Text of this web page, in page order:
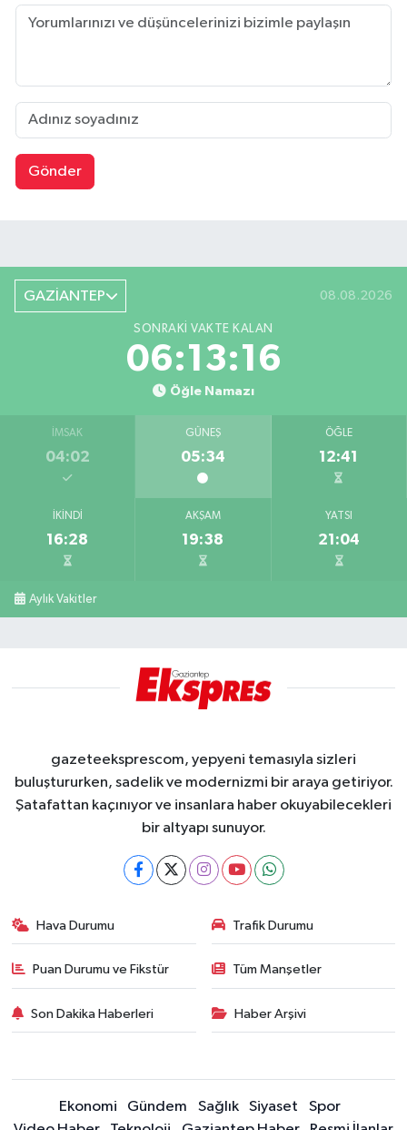
Gönder
GAZİANTEP 08.08.2026
SONRAKI VAKTE KALAN
06:13:15
Öğle Namazı
İMSAK
04:02
GÜNEŞ
05:34
ÖĞLE
12:41
İKINDI
16:28
AKŞAM
19:38
YATSI
21:04
Aylık Vakitler
gazeteeksprescom, yepyeni temasıyla sizleri
buluştururken, sadelik ve modernizmi bir araya getiriyor.
Şatafattan kaçınıyor ve insanlara haber okuyabilecekleri
bir altyapı sunuyor.
Hava Durumu Trafik Durumu
Puan Durumu ve Fikstür Tüm Manşetler
Son Dakika Haberleri Haber Arşivi
Ekonomi Gündem Sağlık Siyaset
Spor